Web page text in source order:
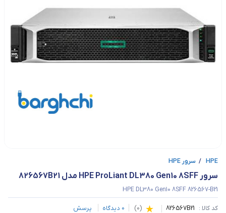
HPE
/ سرور HPE
سرور HPE ProLiant DL380 Gen10 8SFF مدل 826567B21
HPE DL380 Gen10 8SFF 826567-B21
کد کالا : 826567B21
(
0
)
0 دیدگاه پرسش